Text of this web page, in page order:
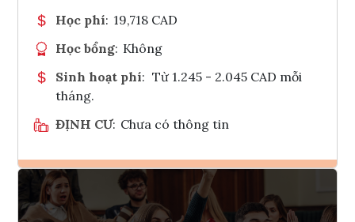
Học phí: 19,718 CAD
Học bổng: Không
Sinh hoạt phí: Từ 1.245 - 2.045 CAD mỗi
tháng.
ĐỊNH CƯ: Chưa có thông tin
Ghi danh